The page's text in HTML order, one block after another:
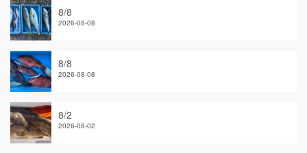
8/8
2026-08-08
8/8
2026-08-08
8/2
2026-08-02